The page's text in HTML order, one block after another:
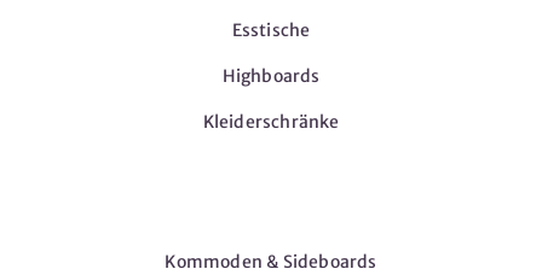
Esstische
Highboards
Kleiderschränke
Kommoden & Sideboards